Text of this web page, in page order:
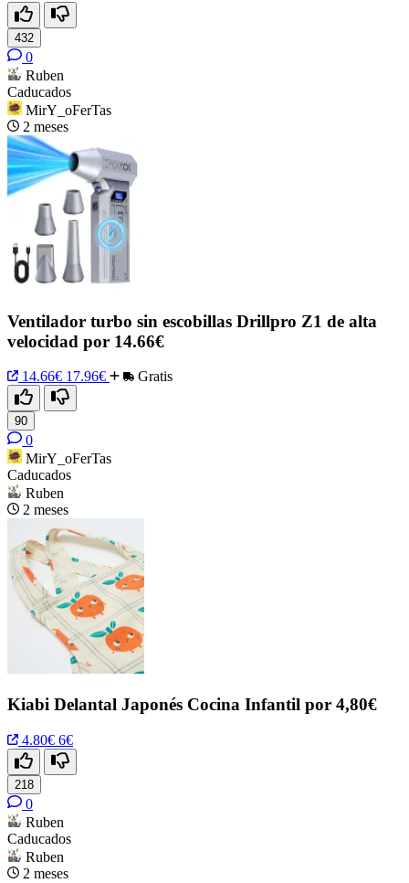
432
0
Ruben
Caducados
MirY_oFerTas
2 meses
Ventilador turbo sin escobillas Drillpro Z1 de alta
velocidad por 14.66€
14.66€ 17.96€ Gratis
90
0
MirY_oFerTas
Caducados
Ruben
2 meses
Kiabi Delantal Japonés Cocina Infantil por 4,80€
4.80€ 6€
218
0
Ruben
Caducados
Ruben
2 meses